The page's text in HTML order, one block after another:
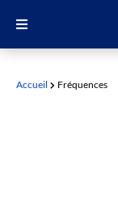
Accueil Fréquences